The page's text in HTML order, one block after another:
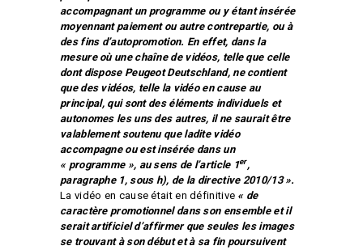
accompagnant un programme ou y étant insérée
moyennant paiement ou autre contrepartie, ou à
des fins d’autopromotion. En effet, dans la
mesure où une chaîne de vidéos, telle que celle
dont dispose Peugeot Deutschland, ne contient
que des vidéos, telle la vidéo en cause au
principal, qui sont des éléments individuels et
autonomes les uns des autres, il ne saurait être
valablement soutenu que ladite vidéo
accompagne ou est insérée dans un
« programme », au sens de l’article 1er,
paragraphe 1, sous h), de la directive 2010/13 ».
La vidéo en cause était en définitive « de
caractère promotionnel dans son ensemble et il
serait artificiel d’affirmer que seules les images
se trouvant à son début et à sa fin poursuivent